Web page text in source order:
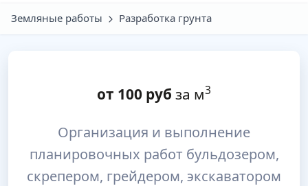
Земляные работы Разработка грунта
от 100 руб за м3
Организация и выполнение
планировочных работ бульдозером,
скрепером, грейдером, экскаватором